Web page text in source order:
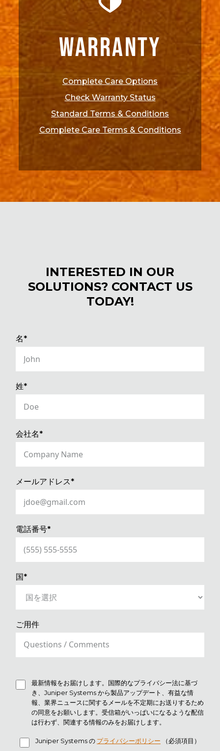
WARRANTY
Complete Care Options
Check Warranty Status
Standard Terms & Conditions
Complete Care Terms & Conditions
INTERESTED IN OUR
SOLUTIONS? CONTACT US
TODAY!
名*(REQUIRED)
姓*(REQUIRED)
会社名*(REQUIRED)
メールアドレス*(REQUIRED)
電話番号*(REQUIRED)
国*(REQUIRED)
ご用件
最新情報をお届けします。国際的なプライバシー法に基づ
き、Juniper Systems から製品アップデート、有益な情
報、業界ニュースに関するメールを不定期にお送りするため
の同意をお願いします。受信箱がいっぱいになるような配信
は行わず、関連する情報のみをお届けします。
Juniper Systems の プライバシーポリシー （必須項目）